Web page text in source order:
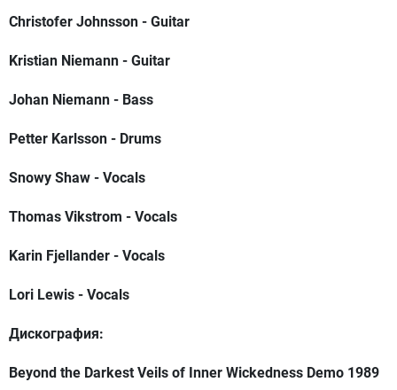
Christofer Johnsson - Guitar
Kristian Niemann - Guitar
Johan Niemann - Bass
Petter Karlsson - Drums
Snowy Shaw - Vocals
Thomas Vikstrom - Vocals
Karin Fjellander - Vocals
Lori Lewis - Vocals
Дискография:
Beyond the Darkest Veils of Inner Wickedness Demo 1989